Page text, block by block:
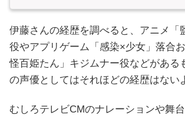
伊藤さんの経歴を調べると、アニメ「
役やアプリゲーム「感染×少女」落合
怪百姫たん」キジムナー役などがある
の声優としてはそれほどの経歴はない
むしろテレビCMのナレーションや舞